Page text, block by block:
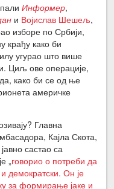
Информер,
и Војислав Шешељ,
изборе по Србији,
крађу како би
угурао што више
Циљ ове операције,
како би се од ње
америчке
Главна
Кајла Скота,
састао са
„говорио о потреби да
демократски. Он је
за формирање јаке и